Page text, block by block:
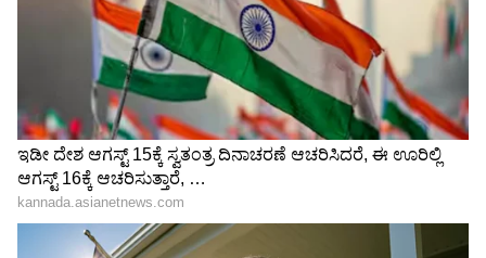
ಒಂದು ಕಡೆ ನೀರು ಪೋಲು‌ ಮತ್ತೊಂದು ಕಡೆ ನೀರಿಲ್ಲ:
ಹೌದು! ಹೀಗೆ ಕಳೆದೊಂದು ತಿಂಗಳಿಂದ ಸರಿಯಾಗಿ ನೀರು
ಬರುತ್ತಿಲ್ಲವೆಂದು ಬಿಂದಿಗೆ ಹಿಡಿದು ರಸ್ತೆ ತಡೆ ಮಾಡುತ್ತಿದ್ದರೆ,
ಮತ್ತೊಂದು ಕಡೆ ರಾಮಯ್ಯ ಕಾಲೋನಿಯಲ್ಲಿ ನೀರು ಬಿಡೋ
ಶೇ.50 ರಿಂದ ಶೇ.18 ಕ್ಕೆ TAX ಇಳಿಕೆ: ಮೋದಿ-
ಟ್ರಂಪ್ ಐತಿಹಾಸಿಕ ಒಪ್ಪಂದ | India US
Trade Deal | Party Rounds